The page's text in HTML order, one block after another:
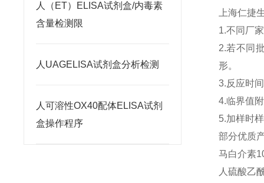
人（ET）ELISA试剂盒/内毒素
含量检测限
人UAGELISA试剂盒分析检测
人可溶性OX40配体ELISA试剂
盒操作程序
上海仁捷
1.不同厂
2.若不同
形。
3.反应时
4.临界值
5.加样时
部分优质
马白介素
人硫酸乙